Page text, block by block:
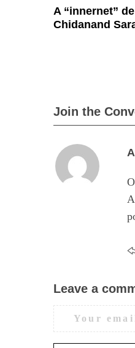
A “innernet”
Chidanand
Join the
s
y
s
:
L
e
a
v
Leave a
Your